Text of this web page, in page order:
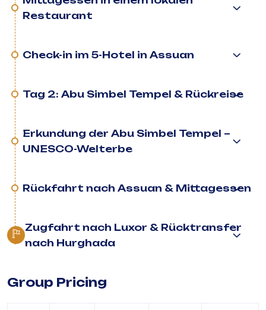
Restaurant
Check-in im 5-Hotel in Assuan
Tag 2: Abu Simbel Tempel & Rückreise
Erkundung der Abu Simbel Tempel –
UNESCO-Welterbe
Rückfahrt nach Assuan & Mittagessen
Zugfahrt nach Luxor & Rücktransfer
nach Hurghada
Group Pricing